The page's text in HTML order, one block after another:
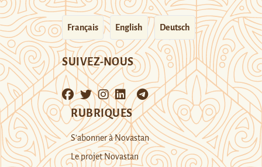
Français English Deutsch
SUIVEZ-NOUS
RUBRIQUES
S’abonner à Novastan
Le projet Novastan